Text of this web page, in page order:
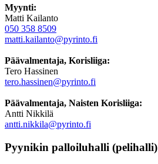
Myynti:
Matti Kailanto
050 358 8509
matti.kailanto@pyrinto.fi
Päävalmentaja, Korisliiga:
Tero Hassinen
tero.hassinen@pyrinto.fi
Päävalmentaja, Naisten Korisliiga:
Antti Nikkilä
antti.nikkila@pyrinto.fi
Pyynikin palloiluhalli (pelihalli)